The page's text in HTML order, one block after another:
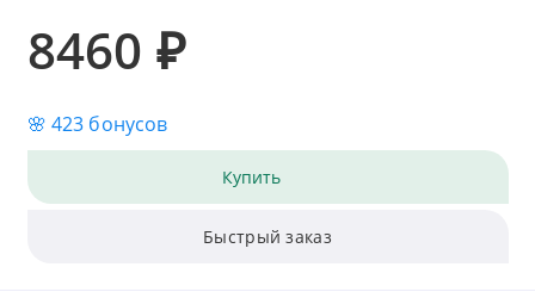
8460 ₽
🌸 423 бонусов
Купить
Быстрый заказ